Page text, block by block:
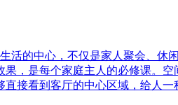
活的中心，不仅是家人聚会、
，是每个家庭主人的必修课。
接看到客厅的中心区域，给人